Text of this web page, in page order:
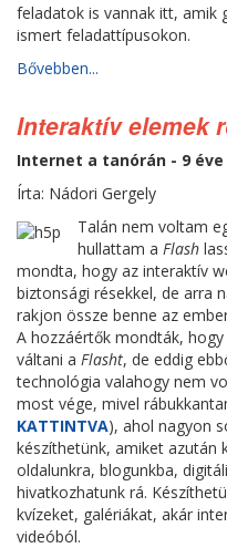
feladatok is vannak itt, amik
ismert feladattípusokon.
Bővebben...
Interaktív elemek
Internet a tanórán - 9 éve
Írta: Nádori Gergely
Talán nem voltam
hullattam a Flash
mondta, hogy az interaktív
biztonsági résekkel, de arra
rakjon össze benne az
A hozzáértők mondták, hogy
váltani a Flasht, de eddig
technológia valahogy nem
most vége, mivel
KATTINTVA), ahol nagyon
készíthetünk, amiket azután
oldalunkra, blogunkba,
hivatkozhatunk rá.
kvízeket, galériákat, akár
videóból.